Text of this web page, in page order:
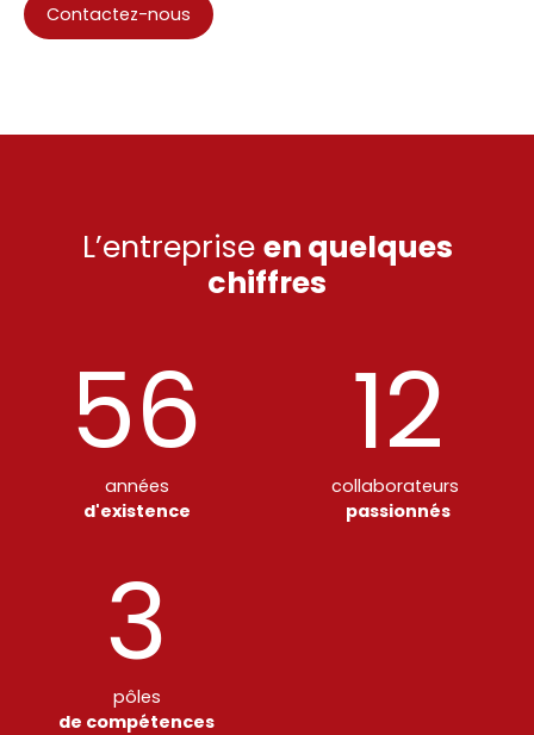
Contactez-nous
L’entreprise en quelques
chiffres
56
années
d'existence
12
collaborateurs
passionnés
3
pôles
de compétences